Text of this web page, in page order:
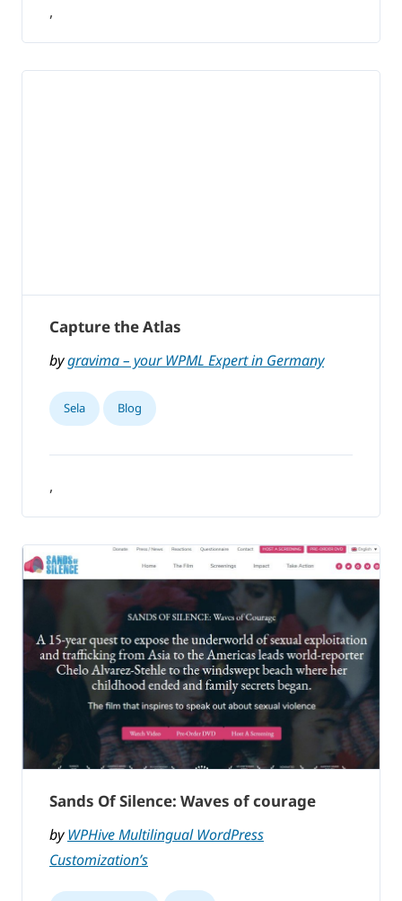
,
Capture the Atlas
bygravima – your WPML Expert in Germany
Sela Blog
,
Sands Of Silence: Waves of courage
byWPHive Multilingual WordPress
Customization’s